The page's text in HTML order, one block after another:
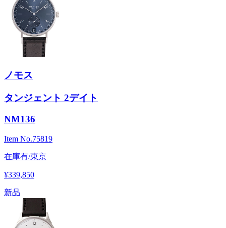
ノモス
タンジェント 2デイト
NM136
Item No.75819
在庫有/東京
¥339,850
新品